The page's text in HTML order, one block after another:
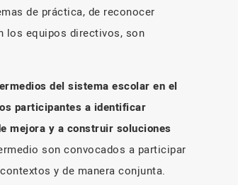
de práctica, de reconocer
los equipos directivos, son
del sistema escolar en el
participantes a identificar
mejora y a construir soluciones
son convocados a participar
y de manera conjunta.